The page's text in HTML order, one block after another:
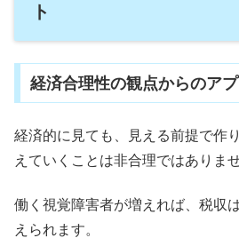
ト
経済合理性の観点からのア
経済的に見ても、見える前提で作
えていくことは非合理ではありませ
働く視覚障害者が増えれば、税収
えられます。